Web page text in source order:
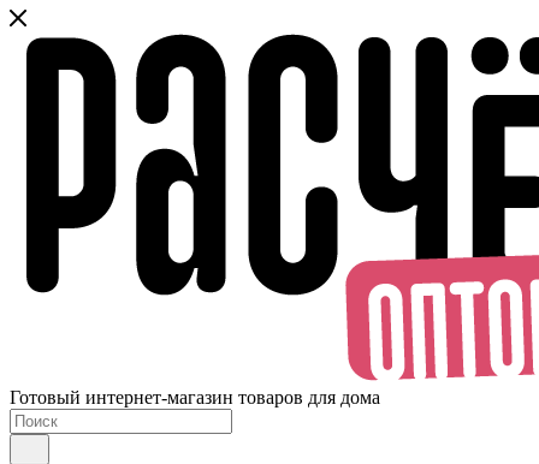
Готовый интернет-магазин товаров для дома